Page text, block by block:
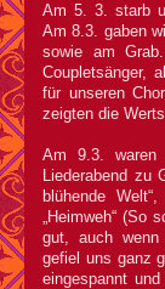
Am 5. 3. starb
Am 8.3. gaben
sowie am
Coupletsänger,
für unseren
zeigten die
Am 9.3.
Liederabend zu
blühende
„Heimweh“ (So
gut, auch
gefiel uns ganz
eingespannt